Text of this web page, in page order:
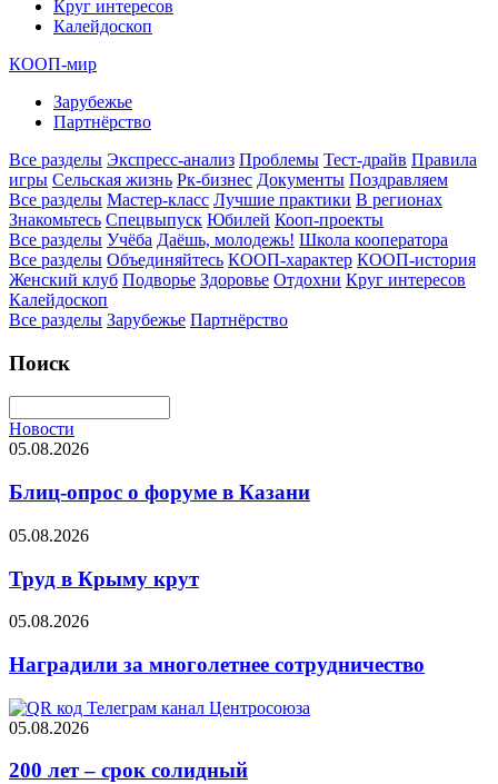
Круг интересов
Калейдоскоп
КООП-мир
Зарубежье
Партнёрство
Все разделы Экспресс-анализ Проблемы Тест-драйв Правила
игры Сельская жизнь Рк-бизнес Документы Поздравляем
Все разделы Мастер-класс Лучшие практики В регионах
Знакомьтесь Спецвыпуск Юбилей Кооп-проекты
Все разделы Учёба Даёшь, молодежь! Школа кооператора
Все разделы Объединяйтесь КООП-характер КООП-история
Женский клуб Подворье Здоровье Отдохни Круг интересов
Калейдоскоп
Все разделы Зарубежье Партнёрство
Поиск
Новости
05.08.2026
Блиц-опрос о форуме в Казани
05.08.2026
Труд в Крыму крут
05.08.2026
Наградили за многолетнее сотрудничество
05.08.2026
200 лет – срок солидный